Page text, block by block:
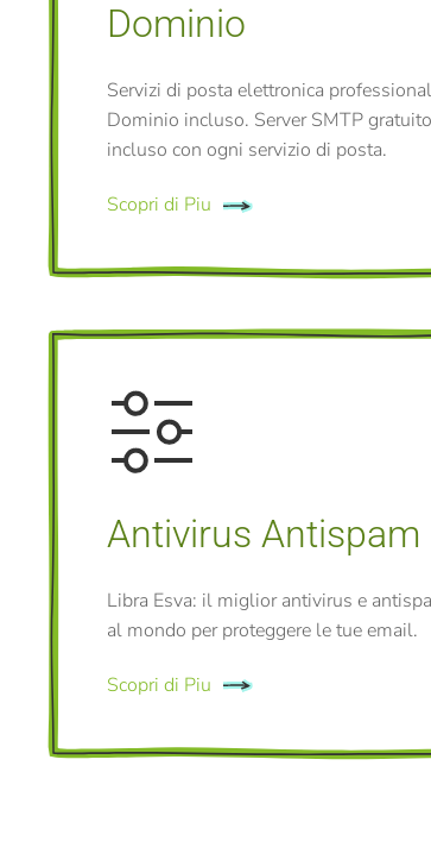
Dominio
Servizi di posta elettronica
Dominio incluso. Server SMTP gratuito
incluso con ogni servizio di posta.
Scopri di Piu
Antivirus Antispam
Libra Esva: il miglior antivirus e
al mondo per proteggere le tue email.
Scopri di Piu